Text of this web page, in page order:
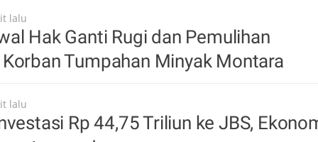
lalu
Hak Ganti Rugi dan Pemulihan
Tumpahan Minyak Montara
lalu
Rp 44,75 Triliun ke JBS,